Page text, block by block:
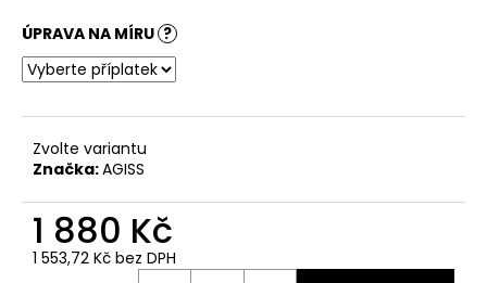
ÚPRAVA NA MÍRU ?
Zvolte variantu
Značka:AGISS
1 880 Kč
1 553,72 Kč bez DPH
D
o
p
o
u
č